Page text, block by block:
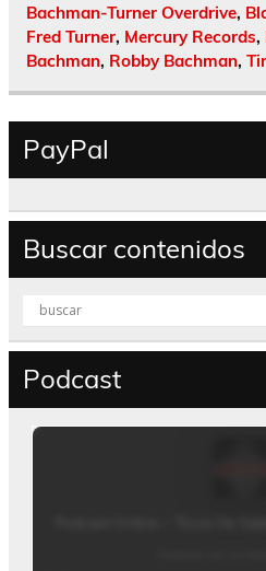
Bachman-Turner Overdrive,
Fred Turner, Mercury Records,
Bachman, Robby Bachman,
PayPal
Buscar contenidos
Podcast